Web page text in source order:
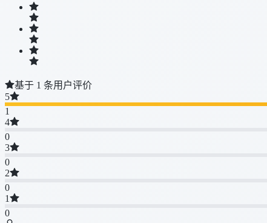
基于 1 条用户评价
5
1
4
0
3
0
2
0
1
0